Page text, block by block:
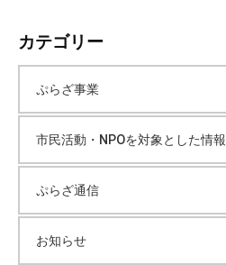
カ
イ
ブ
カテゴリー
ぷらざ事業
市民活動・NPOを対象とした情報
ぷらざ通信
お知らせ